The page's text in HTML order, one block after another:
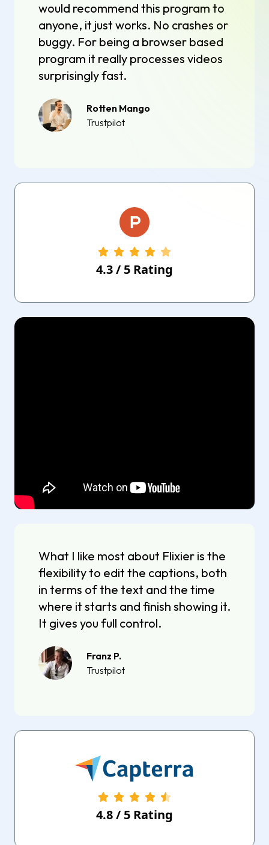
would recommend this program to
anyone, it just works. No crashes or
buggy. For being a browser based
program it really processes videos
surprisingly fast.
Rotten Mango
Trustpilot
4.3/ 5 Rating
What I like most about Flixier is the
flexibility to edit the captions, both
in terms of the text and the time
where it starts and finish showing it.
It gives you full control.
Franz P.
Trustpilot
4.8/ 5 Rating